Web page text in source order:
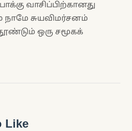
வாசிப்பிற்கானது
சுயவிமர்சனம்
ஒரு சமூகக்
Like